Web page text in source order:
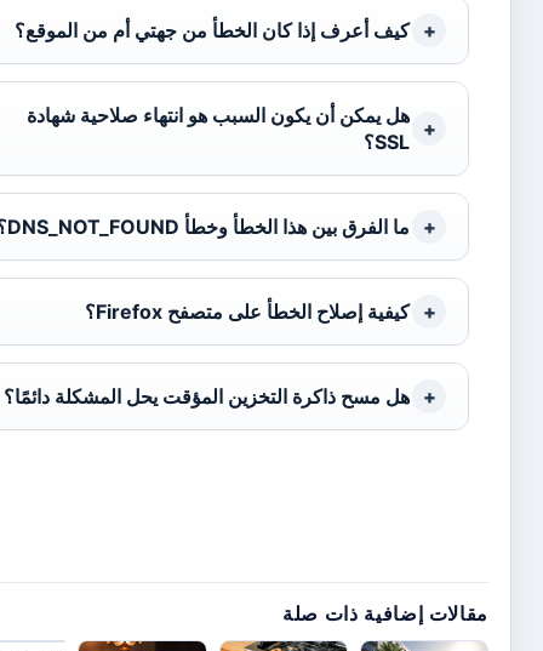
كيف أعرف إذا كان الخطأ من جهتي أم من الموقع؟
هل يمكن أن يكون السبب هو انتهاء صلاحية شهادة
ما الفرق بين هذا الخطأ وخطأ DNS_NOT_FOUND؟
كيفية إصلاح الخطأ على متصفح Firefox؟
هل مسح ذاكرة التخزين المؤقت يحل المشكلة دائمًا؟
إضافية ذات صلة